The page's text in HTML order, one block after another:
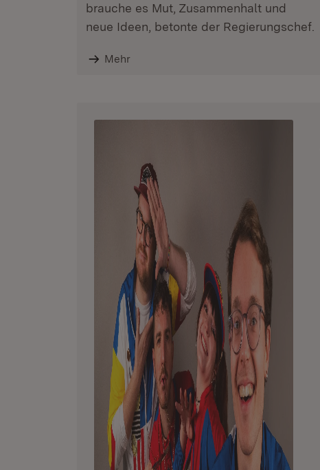
brauche es Mut, Zusammenhalt und
neue Ideen, betonte der Regierungschef.
Mehr